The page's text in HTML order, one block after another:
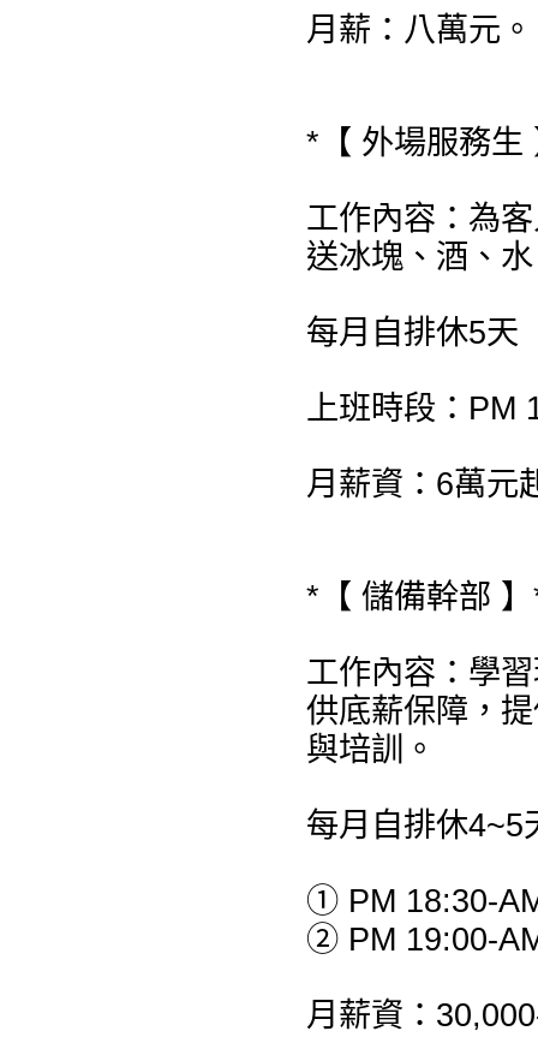
月薪：八萬元。
*【 外場服務生
工作內容：為
送冰塊、酒、
每月自排休5天
上班時段：PM
月薪資：6萬元
*【 儲備幹部
工作內容：學
供底薪保障，
與培訓。
每月自排休4~5
① PM 18:30-
② PM 19:00-
月薪資：